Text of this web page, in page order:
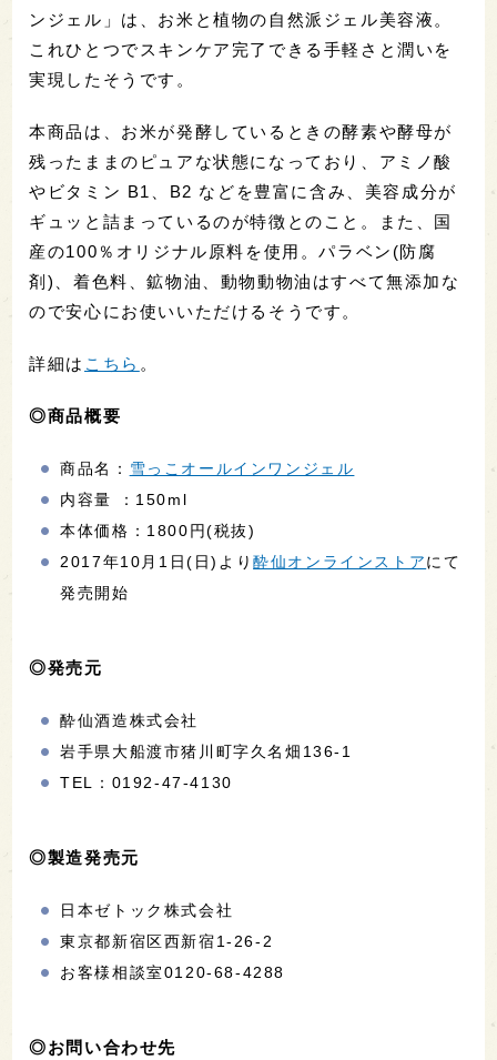
ンジェル」は、お米と植物の自然派ジェル美容液。
これひとつでスキンケア完了できる手軽さと潤いを
実現したそうです。
本商品は、お米が発酵しているときの酵素や酵母が
残ったままのピュアな状態になっており、アミノ酸
やビタミン B1、B2 などを豊富に含み、美容成分が
ギュッと詰まっているのが特徴とのこと。また、国
産の100％オリジナル原料を使用。パラベン(防腐
剤)、着色料、鉱物油、動物動物油はすべて無添加な
ので安心にお使いいただけるそうです。
詳細は こちら 。
◎商品概要
商品名： 雪っこオールインワンジェル
内容量 ：150ml
本体価格：1800円(税抜)
2017年10月1日(日)より酔仙オンラインストアにて
発売開始
◎発売元
酔仙酒造株式会社
岩手県大船渡市猪川町字久名畑136-1
TEL：0192-47-4130
◎製造発売元
日本ゼトック株式会社
東京都新宿区西新宿1-26-2
お客様相談室0120-68-4288
◎お問い合わせ先